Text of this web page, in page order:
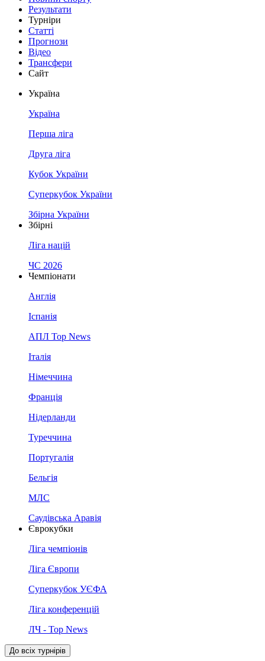
Результати
Турніри
Статті
Прогнози
Відео
Трансфери
Сайт
Україна
Україна
Перша ліга
Друга ліга
Кубок України
Суперкубок України
Збірна України
Збірні
Ліга націй
ЧС 2026
Чемпіонати
Англія
Іспанія
АПЛ Top News
Італія
Німеччина
Франція
Нідерланди
Туреччина
Португалія
Бельгія
МЛС
Саудівська Аравія
Єврокубки
Ліга чемпіонів
Ліга Європи
Суперкубок УЄФА
Ліга конференцій
ЛЧ - Top News
До всіх турнірів